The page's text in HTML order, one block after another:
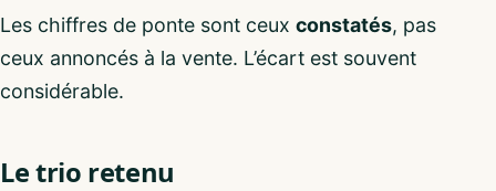
Les chiffres de ponte sont ceux constatés, pas
ceux annoncés à la vente. L’écart est souvent
considérable.
Le trio retenu